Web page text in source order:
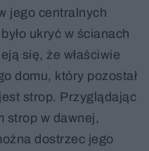
jego centralnych
ukryć w ścianach
się, że właściwie
domu, który pozostał
strop. Przyglądając
strop w dawnej,
dostrzec jego